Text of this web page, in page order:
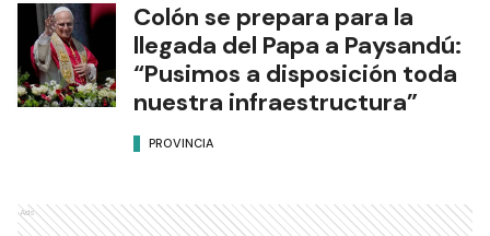
Colón se prepara para la
llegada del Papa a Paysandú:
“Pusimos a disposición toda
nuestra infraestructura”
PROVINCIA
Ads